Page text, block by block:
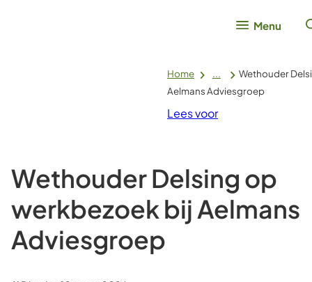
Menu
Home ...
Wethouder
Aelmans Adviesgroep
Lees voor
Wethouder Delsing op
werkbezoek bij Aelmans
Adviesgroep